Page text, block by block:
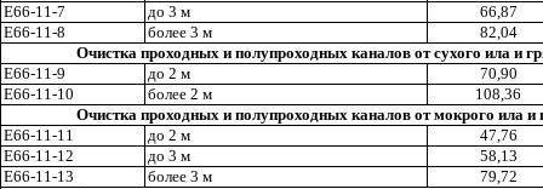
Е66-11-7
до 3 м 66,87
Е66-11-8
более 3 м
82,04
Очистка проходных и полупроходных каналов от сухого ила и
Е66-11-9
до 2 м 70,90
Е66-11-10 более 2 м
108,36
Очистка проходных и полупроходных каналов от мокрого ила и
Е66-11-11
до 2 м
47,76
Е66-11-12
до 3 м
58,13
Е66-11-13
более 3 м
79,72